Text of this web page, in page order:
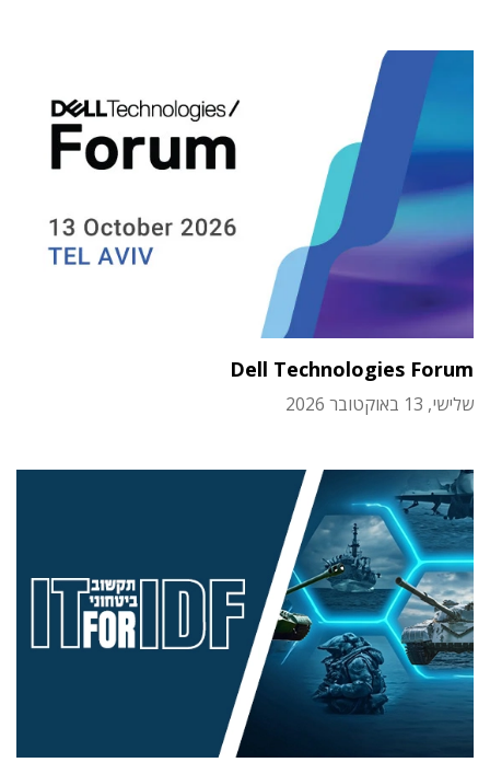
Dell Technologies Forum
שלישי, 13 באוקטובר 2026